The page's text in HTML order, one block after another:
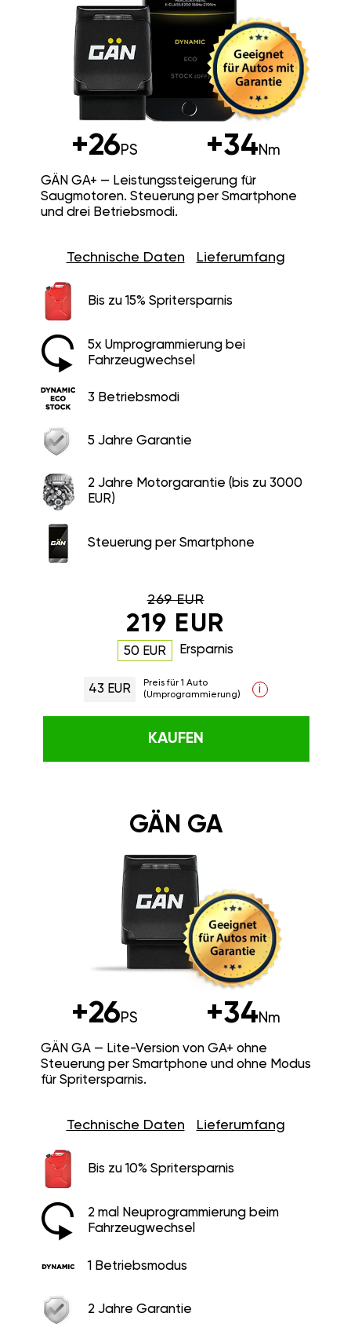
+26PS +34Nm
GÄN GA+ — Leistungssteigerung für
Saugmotoren. Steuerung per Smartphone
und drei Betriebsmodi.
Technische Daten Lieferumfang
Bis zu 15% Spritersparnis
5x Umprogrammierung bei
Fahrzeugwechsel
3 Betriebsmodi
5 Jahre Garantie
2 Jahre Motorgarantie (bis zu 3000
EUR)
Steuerung per Smartphone
269 EUR
219 EUR
50 EUR Ersparnis
43 EUR
Preis für 1 Auto
(Umprogrammierung)
i
KAUFEN
GÄN GA
+26PS +34Nm
GÄN GA — Lite-Version von GA+ ohne
Steuerung per Smartphone und ohne Modus
für Spritersparnis.
Technische Daten Lieferumfang
Bis zu 10% Spritersparnis
2 mal Neuprogrammierung beim
Fahrzeugwechsel
1 Betriebsmodus
2 Jahre Garantie